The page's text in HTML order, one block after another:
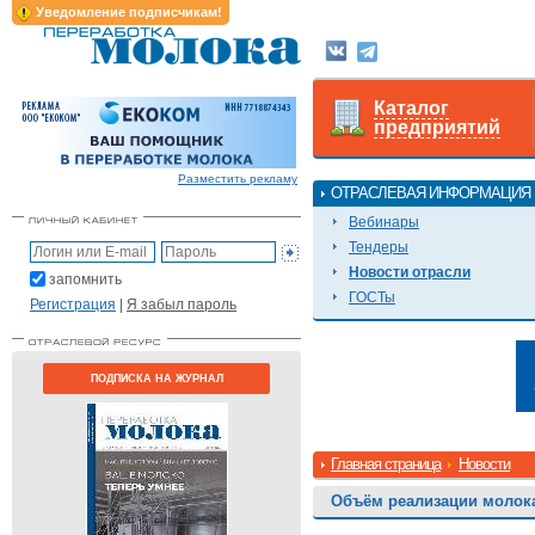
Уведомление подписчикам!
Разместить рекламу
запомнить
Регистрация | Я забыл пароль
ПОДПИСКА НА ЖУРНАЛ
Каталог
предприятий
ОТРАСЛЕВАЯ ИНФОРМАЦИЯ
Вебинары
Тендеры
Новости отрасли
ГОСТы
Главная страница Новости
Объём реализации